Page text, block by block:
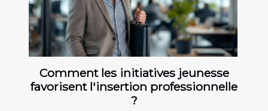
Comment les initiatives jeunesse
favorisent l'insertion professionnelle
?